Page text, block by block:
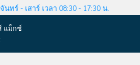
นทร์ - เสาร์ เวลา 08:30 - 17:30 น.
แม็กซ์